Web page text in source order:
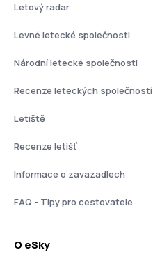
Letový radar
Levné letecké společnosti
Národní letecké společnosti
Recenze leteckých společností
Letiště
Recenze letišť
Informace o zavazadlech
FAQ - Tipy pro cestovatele
O eSky